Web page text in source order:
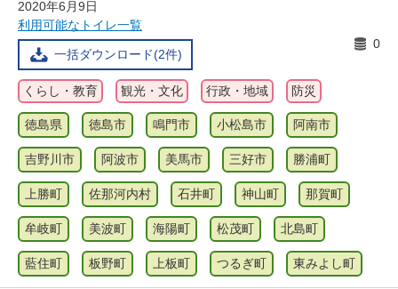
2020年6月9日
利用可能なトイレ一覧
一括ダウンロード(2件)
0
くらし・教育 観光・文化 行政・地域 防災
徳島県 徳島市 鳴門市 小松島市 阿南市
吉野川市 阿波市 美馬市 三好市 勝浦町
上勝町 佐那河内村 石井町 神山町 那賀町
牟岐町 美波町 海陽町 松茂町 北島町
藍住町 板野町 上板町 つるぎ町 東みよし町